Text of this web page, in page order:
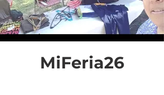
MiFeria26